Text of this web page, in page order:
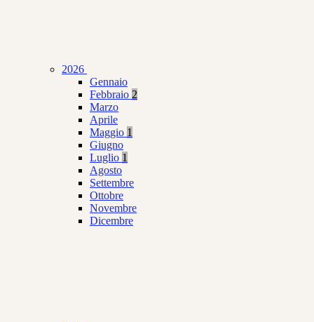
2026
Gennaio
Febbraio 2
Marzo
Aprile
Maggio 1
Giugno
Luglio 1
Agosto
Settembre
Ottobre
Novembre
Dicembre